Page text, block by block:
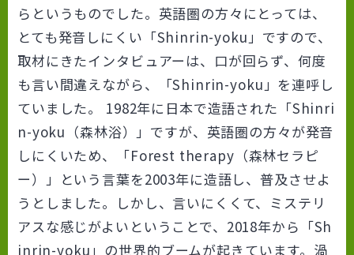
らというものでした。英語圏の方々にとっては、
とても発音しにくい「Shinrin-yoku」ですので、
取材にきたインタビュアーは、口が回らず、何度
も言い間違えながら、「Shinrin-yoku」を連呼し
ていました。 1982年に日本で造語された「Shinri
n-yoku（森林浴）」ですが、英語圏の方々が発音
しにくいため、「Forest therapy（森林セラピ
ー）」という言葉を2003年に造語し、普及させよ
うとしました。しかし、言いにくくて、ミステリ
アスな感じがよいということで、2018年から「Sh
inrin-yoku」の世界的ブームが起きています。渦